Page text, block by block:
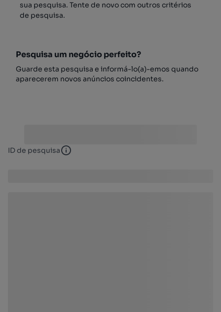
sua pesquisa. Tente de novo com outros critérios
de pesquisa.
Pesquisa um negócio perfeito?
Guarde esta pesquisa e informá-lo(a)-emos quando
aparecerem novos anúncios coincidentes.
ID de pesquisa ID de pesquisa